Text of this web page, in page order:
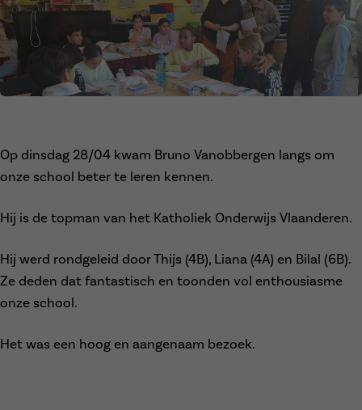
met OCMW
Op dinsdag 28/04 kwam Bruno Vanobbergen langs om
onze school beter te leren kennen.
Hij is de topman van het Katholiek Onderwijs Vlaanderen.
Hij werd rondgeleid door Thijs (4B), Liana (4A) en Bilal (6B).
Ze deden dat fantastisch en toonden vol enthousiasme
onze school.
Het was een hoog en aangenaam bezoek.